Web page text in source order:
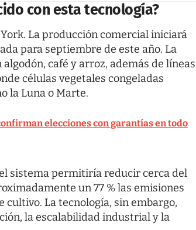
con esta tecnología?
La producción comercial iniciará
para septiembre de este año. La
café y arroz, además de líneas
células vegetales congeladas
la Luna o Marte.
elecciones con garantías en todo
sistema permitiría reducir cerca del
un 77 % las emisiones
cultivo. La tecnología, sin embargo,
la escalabilidad industrial y la